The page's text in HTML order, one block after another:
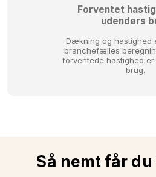
Forventet
udendørs
Dækning og hastighed
branchefælles
forventede hastighed
brug.
Så nemt får